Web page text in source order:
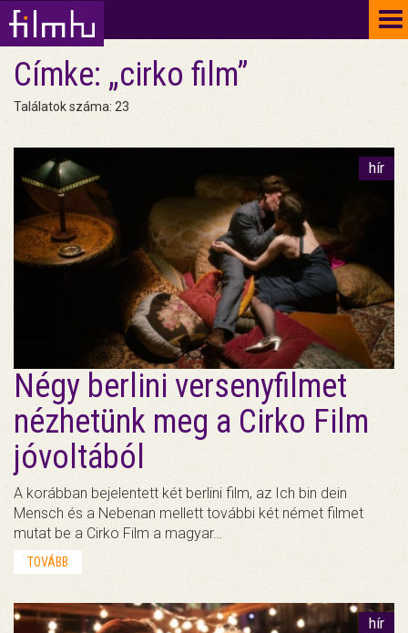
Címke: „cirko film”
Találatok száma: 23
hír
Négy berlini versenyfilmet
nézhetünk meg a Cirko Film
jóvoltából
A korábban bejelentett két berlini film, az Ich bin dein
Mensch és a Nebenan mellett további két német filmet
mutat be a Cirko Film a magyar…
TOVÁBB
hír